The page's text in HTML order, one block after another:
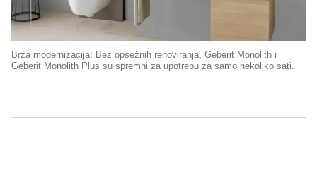
Brza modernizacija: Bez opsežnih renoviranja, Geberit Monolith i
Geberit Monolith Plus su spremni za upotrebu za samo nekoliko sati.